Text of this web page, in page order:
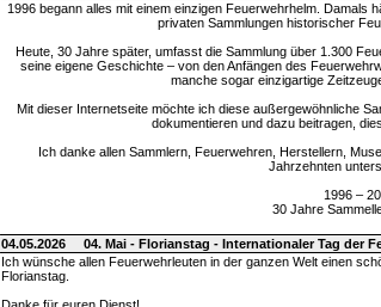
1996 begann alles mit einem einzigen Feuerwehrhelm. Damals
privaten Sammlungen historischer
Heute, 30 Jahre später, umfasst die Sammlung über 1.300
seine eigene Geschichte – von den Anfängen des
manche sogar einzigartige
Mit dieser Internetseite möchte ich diese außergewöhnliche
dokumentieren und dazu beitragen,
Ich danke allen Sammlern, Feuerwehren, Herstellern,
Jahrzehnten
1996 –
30 Jahre
04.05.2026
04. Mai - Florianstag - Internationaler Tag der
Ich wünsche allen Feuerwehrleuten in der ganzen Welt einen
Florianstag.